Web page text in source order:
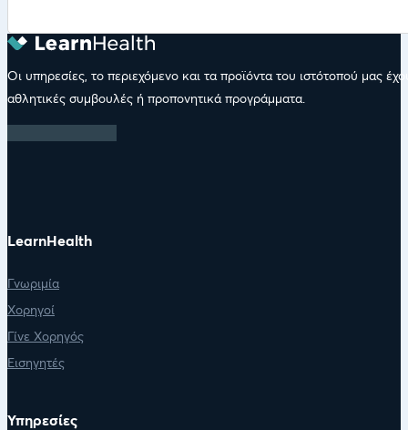
Οι υπηρεσίες, το περιεχόμενο και τα προϊόντα του ιστότοπού μας
αθλητικές συμβουλές ή προπονητικά προγράμματα.
LearnHealth
Γνωριμία
Χορηγοί
Γίνε Χορηγός
Εισηγητές
Υπηρεσίες